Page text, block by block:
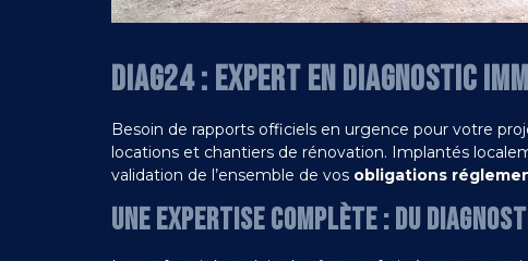
DIAG24 : EXPERT EN DIAGNOSTIC
Besoin de rapports officiels en urgence pour votre
locations et chantiers de rénovation. Implantés
validation de l’ensemble de vos obligations
UNE EXPERTISE COMPLÈTE : DU